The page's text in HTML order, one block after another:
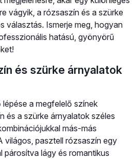
vágyik, a rózsaszín és a szürke
választás. Ismerje meg, hogyan
hatású, gyönyörű
és szürke árnyalatok
a megfelelő színek
és a szürke árnyalatok széles
más-más
világos, pasztell rózsaszín egy
párosítva lágy és romantikus